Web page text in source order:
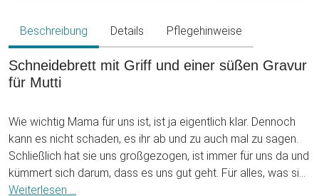
Beschreibung Details Pflegehinweise
Schneidebrett mit Griff und einer süßen Gravur
für Mutti
Wie wichtig Mama für uns ist, ist ja eigentlich klar. Dennoch
kann es nicht schaden, es ihr ab und zu auch mal zu sagen.
Schließlich hat sie uns großgezogen, ist immer für uns da und
kümmert sich darum, dass es uns gut geht. Für alles, was sie
leistet hat sie aber irgendwie auch mehr verdient als nur liebe
Weiterlesen ...